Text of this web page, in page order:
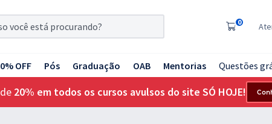
0
OFF Pós Graduação OAB Mentorias Questões
20% em todos os cursos avulsos do site SÓ HOJE!